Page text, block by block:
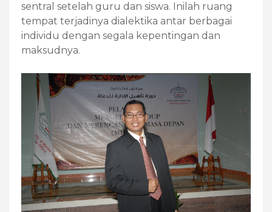
sentral setelah guru dan siswa. Inilah ruang
tempat terjadinya dialektika antar berbagai
individu dengan segala kepentingan dan
maksudnya.